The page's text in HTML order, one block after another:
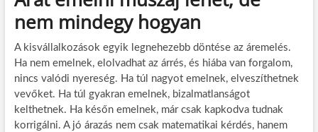
nem mindegy hogyan
A kisvállalkozások egyik legnehezebb döntése az áremelés.
Ha nem emelnek, elolvadhat az árrés, és hiába van forgalom,
nincs valódi nyereség. Ha túl nagyot emelnek, elveszíthetnek
vevőket. Ha túl gyakran emelnek, bizalmatlanságot
kelthetnek. Ha későn emelnek, már csak kapkodva tudnak
korrigálni. A jó árazás nem csak matematikai kérdés, hanem